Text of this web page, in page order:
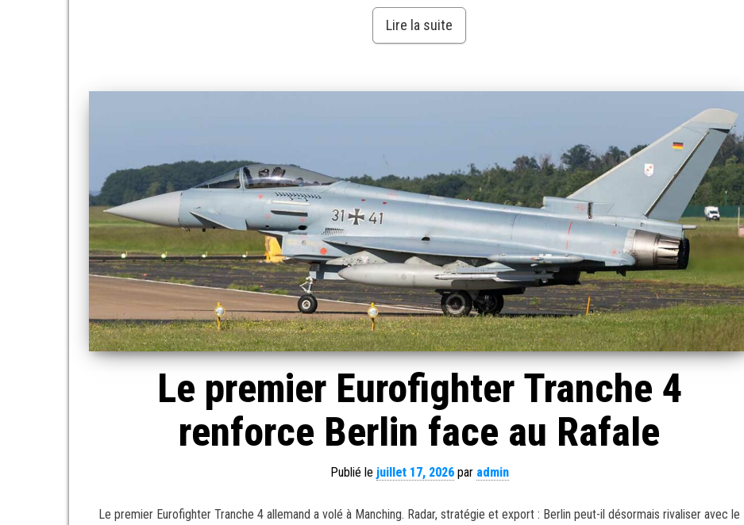
Lire la suite
Le premier Eurofighter Tranche 4
renforce Berlin face au Rafale
Publié le juillet 17, 2026par admin
Le premier Eurofighter Tranche 4 allemand a volé à Manching. Radar, stratégie et export : Berlin peut-il désormais rivaliser avec le